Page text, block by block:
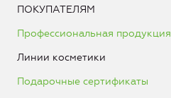
ПОКУПАТЕЛЯМ
Профессиональная продукция
Линии косметики
Подарочные сертификаты